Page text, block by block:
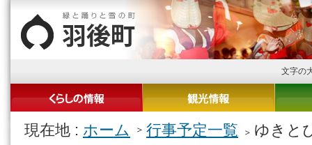
文字の
現在地 : ホーム 行事予定一覧 ゆきと